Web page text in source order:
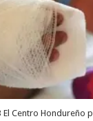
El Centro Hondureño